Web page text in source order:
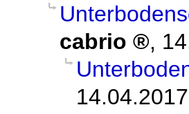
cabrio
,